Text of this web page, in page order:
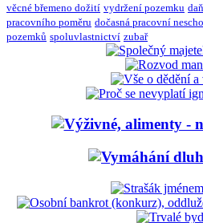
věcné břemeno dožití vydržení pozemku
pracovního poměru dočasná pracovní
pozemků spoluvlastnictví zubař